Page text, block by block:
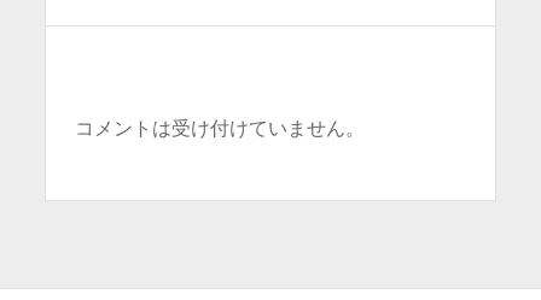
コメントは受け付けていません。